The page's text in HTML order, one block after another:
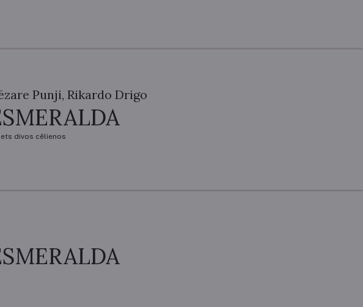
Punji, Rikardo Drigo
divos cēlienos